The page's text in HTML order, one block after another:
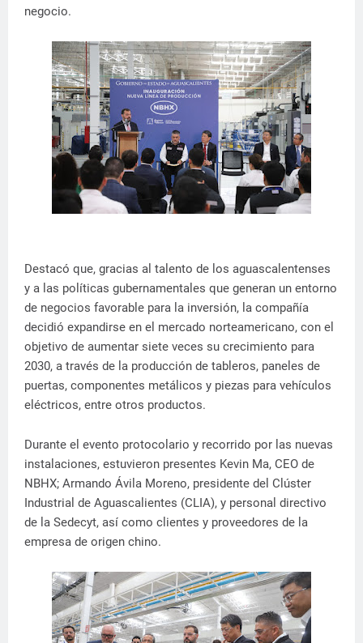
negocio.
Destacó que, gracias al talento de los aguascalentenses
y a las políticas gubernamentales que generan un entorno
de negocios favorable para la inversión, la compañía
decidió expandirse en el mercado norteamericano, con el
objetivo de aumentar siete veces su crecimiento para
2030, a través de la producción de tableros, paneles de
puertas, componentes metálicos y piezas para vehículos
eléctricos, entre otros productos.
Durante el evento protocolario y recorrido por las nuevas
instalaciones, estuvieron presentes Kevin Ma, CEO de
NBHX; Armando Ávila Moreno, presidente del Clúster
Industrial de Aguascalientes (CLIA), y personal directivo
de la Sedecyt, así como clientes y proveedores de la
empresa de origen chino.